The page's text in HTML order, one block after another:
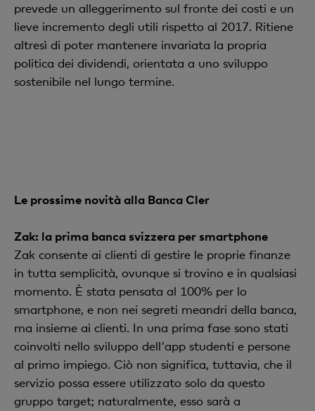
prevede un alleggerimento sul fronte dei costi e un
lieve incremento degli utili rispetto al 2017. Ritiene
altresì di poter mantenere invariata la propria
politica dei dividendi, orientata a uno sviluppo
sostenibile nel lungo termine.
Le prossime novità alla Banca Cler
Zak: la prima banca svizzera per smartphone
Zak consente ai clienti di gestire le proprie finanze
in tutta semplicità, ovunque si trovino e in qualsiasi
momento. È stata pensata al 100% per lo
smartphone, e non nei segreti meandri della banca,
ma insieme ai clienti. In una prima fase sono stati
coinvolti nello sviluppo dell'app studenti e persone
al primo impiego. Ciò non significa, tuttavia, che il
servizio possa essere utilizzato solo da questo
gruppo target; naturalmente, esso sarà a